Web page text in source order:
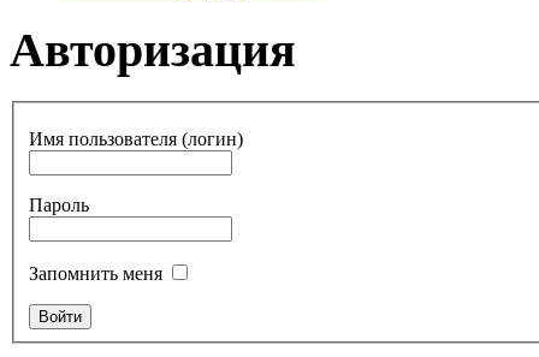
Авторизация
Имя пользователя (логин)
Пароль
Запомнить меня